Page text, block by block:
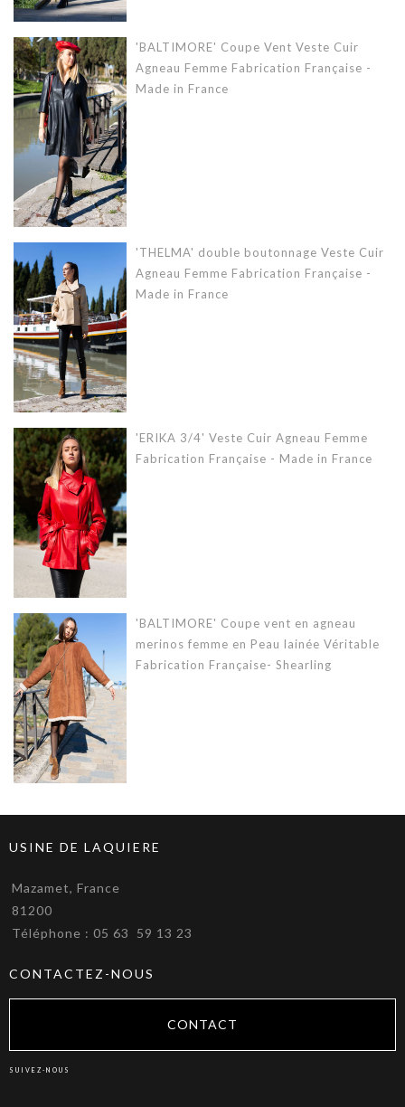
'BALTIMORE' Coupe Vent Veste Cuir
Agneau Femme Fabrication Française -
Made in France
'THELMA' double boutonnage Veste Cuir
Agneau Femme Fabrication Française -
Made in France
'ERIKA 3/4' Veste Cuir Agneau Femme
Fabrication Française - Made in France
'BALTIMORE' Coupe vent en agneau
merinos femme en Peau lainée Véritable
Fabrication Française- Shearling
USINE DE LAQUIERE
Mazamet, France
81200
Téléphone : 05 63 59 13 23
CONTACTEZ-NOUS
CONTACT
SUIVEZ-NOUS